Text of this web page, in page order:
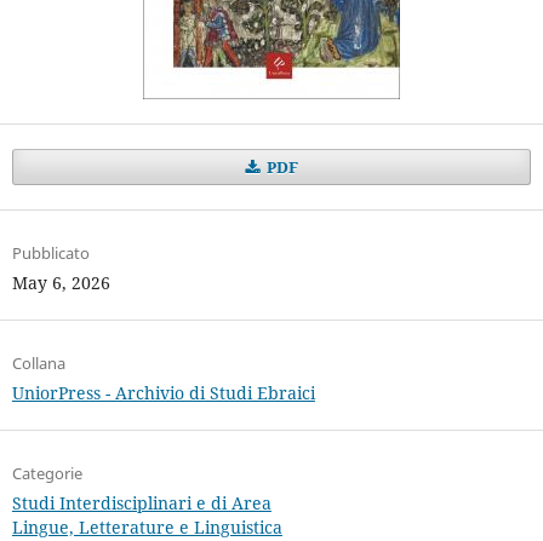
PDF
Pubblicato
May 6, 2026
Collana
UniorPress - Archivio di Studi Ebraici
Categorie
Studi Interdisciplinari e di Area
Lingue, Letterature e Linguistica